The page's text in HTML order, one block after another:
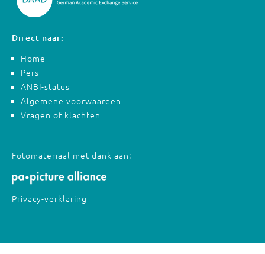
Direct naar:
Home
Pers
ANBI-status
Algemene voorwaarden
Vragen of klachten
Fotomateriaal met dank aan:
Privacy-verklaring